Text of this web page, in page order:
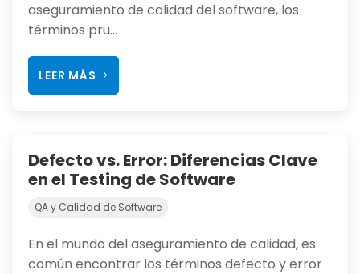
aseguramiento de calidad del software, los
términos pru...
LEER MÁS
Defecto vs. Error: Diferencias Clave
en el Testing de Software
QA y Calidad de Software
En el mundo del aseguramiento de calidad, es
común encontrar los términos defecto y error